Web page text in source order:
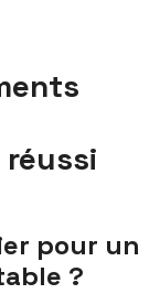
pour un
?